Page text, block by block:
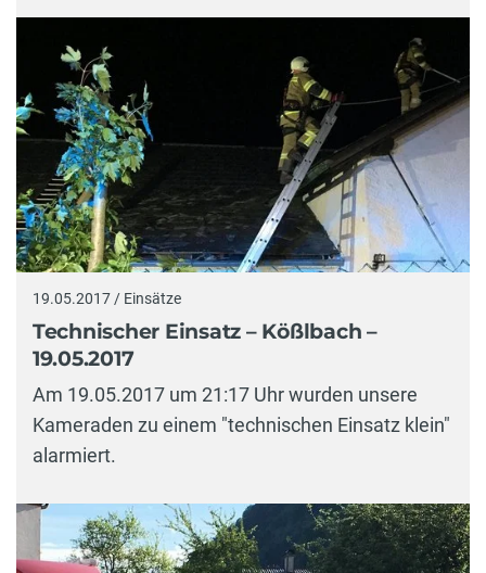
19.05.2017 / Einsätze
Technischer Einsatz – Kößlbach –
19.05.2017
Am 19.05.2017 um 21:17 Uhr wurden unsere
Kameraden zu einem "technischen Einsatz klein"
alarmiert.